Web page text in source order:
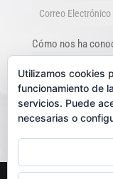
Cómo nos ha
Utilizamos cookies
funcionamiento de
servicios. Puede
necesarias o